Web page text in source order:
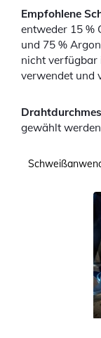
Empfohlene
entweder 15 %
und 75 %
nicht verfügbar
verwendet und
gewählt